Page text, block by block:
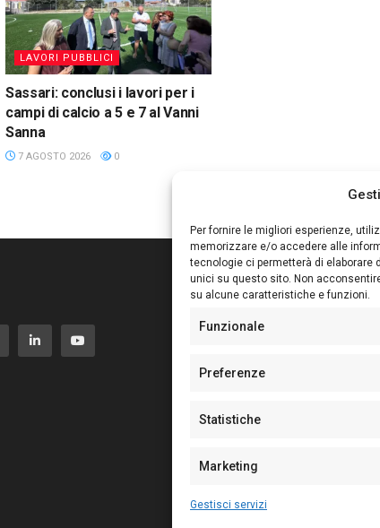
Per fornire le migliori esperienze,
memorizzare e/o accedere alle
tecnologie ci permetterà di elaborare
unici su questo sito. Non
su alcune caratteristiche e funzioni.
Funzionale
Preferenze
Statistiche
Marketing
Gestisci servizi
LAVORI PUBBLICI
Sassari: conclusi i lavori per i
campi di calcio a 5 e 7 al Vanni
Sanna
7 AGOSTO 2026 0
Editore:Giampaolo
Sede:
N° di iscrizione al ROC:
N° 128/2020 del 10/02/
Per la Pubblicità: